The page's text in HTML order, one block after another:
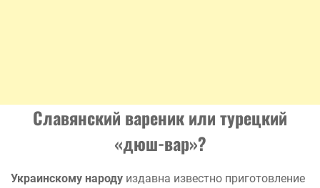
Славянский вареник или турецкий
«дюш-вар»?
Украинскому народу издавна известно приготовление